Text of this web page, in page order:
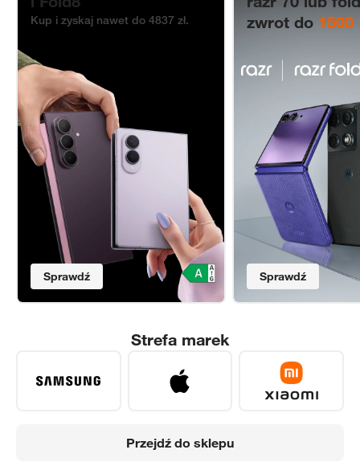
Kup i zyskaj nawet do 4837 zł.
Sprawdź
zwrot do 1500
Sprawdź
Strefa marek
Przejdź do sklepu